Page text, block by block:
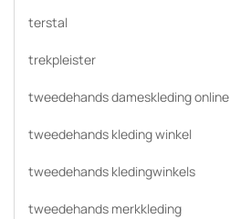
terstal
trekpleister
tweedehands dameskleding online
tweedehands kleding winkel
tweedehands kledingwinkels
tweedehands merkkleding